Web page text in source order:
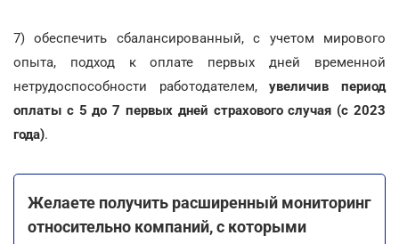
7) обеспечить сбалансированный, с учетом мирового
опыта, подход к оплате первых дней временной
нетрудоспособности работодателем,увеличив период
оплаты с 5 до 7 первых дней страхового случая (с 2023
года).
Желаете получить расширенный мониторинг
относительно компаний, с которыми